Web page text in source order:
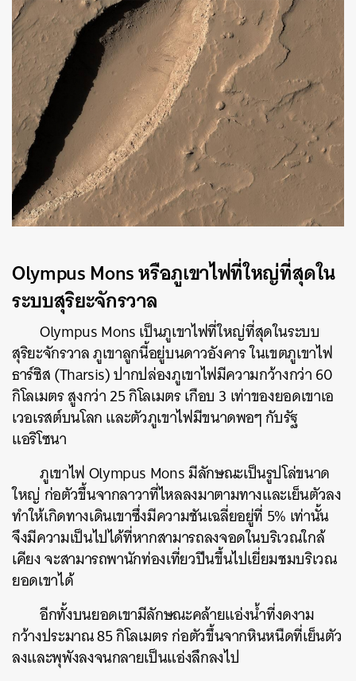
Olympus Mons หรือภูเขาไฟที่ใหญ่ที่สุดใน
ระบบสุริยะจักรวาล
Olympus Mons เป็นภูเขาไฟที่ใหญ่ที่สุดในระบบ
สุริยะจักรวาล ภูเขาลูกนี้อยู่บนดาวอังคาร ในเขตภูเขาไฟ
ธาร์ซิส (Tharsis) ปากปล่องภูเขาไฟมีความกว้างกว่า 60
กิโลเมตร สูงกว่า 25 กิโลเมตร เกือบ 3 เท่าของยอดเขาเอ
เวอเรสต์บนโลก และตัวภูเขาไฟมีขนาดพอๆ กับรัฐ
แอริโซนา
ภูเขาไฟ Olympus Mons มีลักษณะเป็นรูปโล่ขนาด
ใหญ่ ก่อตัวขึ้นจากลาวาที่ไหลลงมาตามทางและเย็นตัวลง
ทำให้เกิดทางเดินเขาซึ่งมีความชันเฉลี่ยอยู่ที่ 5% เท่านั้น
จึงมีความเป็นไปได้ที่หากสามารถลงจอดในบริเวณใกล้
เคียง จะสามารถพานักท่องเที่ยวปีนขึ้นไปเยี่ยมชมบริเวณ
ยอดเขาได้
อีกทั้งบนยอดเขามีลักษณะคล้ายแอ่งน้ำที่งดงาม
กว้างประมาณ 85 กิโลเมตร ก่อตัวขึ้นจากหินหนืดที่เย็นตัว
ลงและพุพังลงจนกลายเป็นแอ่งลึกลงไป